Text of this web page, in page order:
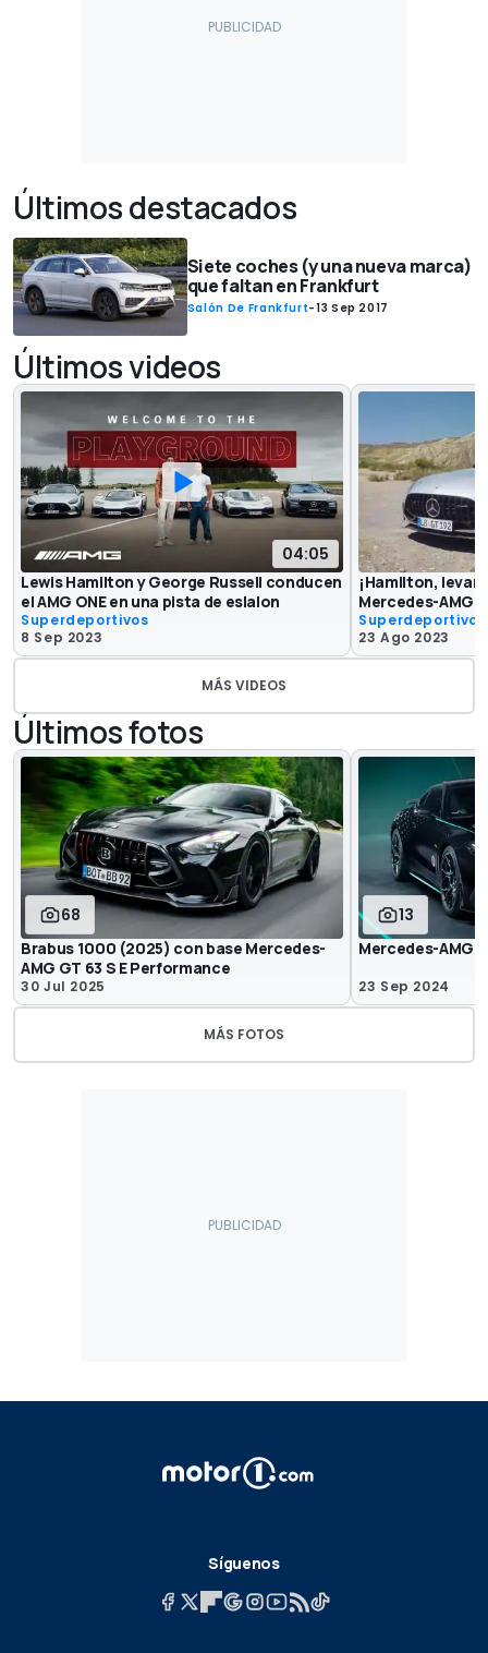
Últimos destacados
Siete coches (y una nueva marca)
que faltan en Frankfurt
Salón De Frankfurt-13 Sep 2017
Últimos videos
04:05
Lewis Hamilton y George Russell conducen
el AMG ONE en una pista de eslalon
Superdeportivos
8 Sep 2023
¡Hamilton,
Mercedes-AMG
Superdeportivos
23 Ago 2023
MÁS VIDEOS
Últimos fotos
68
Brabus 1000 (2025) con base Mercedes-
AMG GT 63 S E Performance
30 Jul 2025
13
Mercedes-AMG
23 Sep 2024
MÁS FOTOS
Síguenos